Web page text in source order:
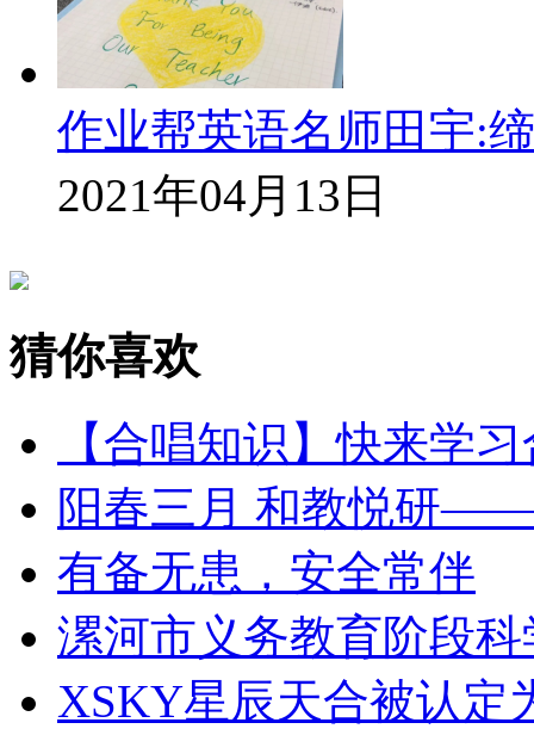
作业帮英语名师田宇:
2021年04月13日
猜你喜欢
【合唱知识】快来学
阳春三月 和教悦研
有备无患，安全常伴
漯河市义务教育阶段
XSKY星辰天合被认定